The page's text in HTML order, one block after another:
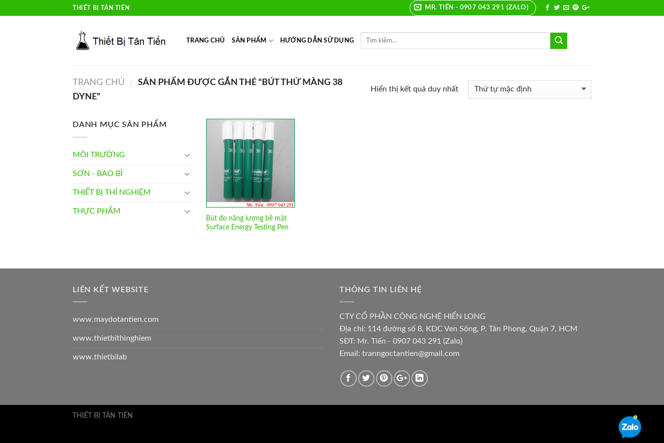
to
THIẾT BỊ TÂN TIẾN MR. TIẾN - 0907 043 291 (ZALO)
TRANG CHỦ SẢN PHẨM HƯỚNG DẪN SỬ DỤNG
TRANG CHỦ / SẢN PHẨM ĐƯỢC GẮN THẺ “BÚT THỬ MÀNG 38
DYNE”
Hiển thị kết quả duy nhất
DANH MỤC SẢN PHẨM
MÔI TRƯỜNG
SƠN - BAO BÌ
THIẾT BỊ THÍ NGHIỆM
THỰC PHẨM
Add to
Wishlist
Bút đo năng lượng bề mặt
Surface Energy Testing Pen
LIÊN KẾT WEBSITE
www.maydotantien.com
www.thietbithinghiem
www.thietbilab
THÔNG TIN LIÊN HỆ
CTY CỔ PHẦN CÔNG NGHỆ HIỂN LONG
Địa chỉ: 114 đường số 8, KDC Ven Sông, P. Tân Phong, Quận 7, HCM
SĐT: Mr. Tiến - 0907 043 291 (Zalo)
Email: tranngoctantien@gmail.com
THIẾT BỊ TÂN TIẾN